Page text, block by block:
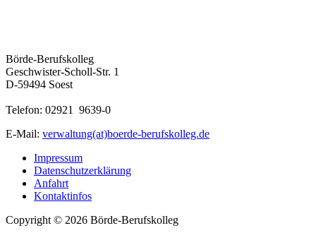
Börde-Berufskolleg
Geschwister-Scholl-Str. 1
D-59494 Soest
Telefon: 02921 9639-0
E-Mail: verwaltung(at)boerde-berufskolleg.de
Impressum
Datenschutzerklärung
Anfahrt
Kontaktinfos
Copyright © 2026 Börde-Berufskolleg